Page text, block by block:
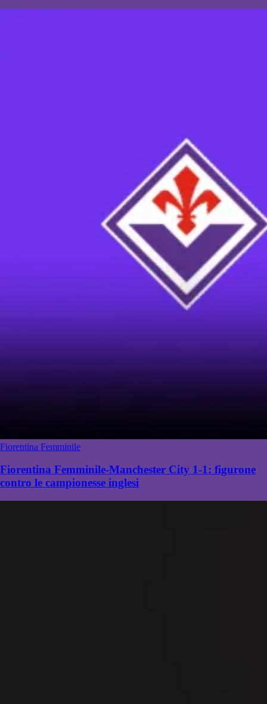
Fiorentina Femminile
Fiorentina Femminile-Manchester City 1-1: figurone
contro le campionesse inglesi